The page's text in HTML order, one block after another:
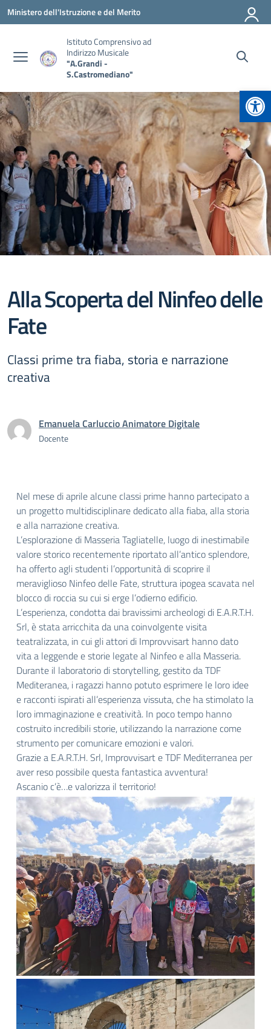
Vai ai contenuti
Vai al menu di navigazione
Vai al footer
Ministero dell'Istruzione e del Merito
Istituto Comprensivo ad
Indirizzo Musicale
"A.Grandi -
S.Castromediano"
Alla Scoperta del Ninfeo delle
Fate
Classi prime tra fiaba, storia e narrazione
creativa
Emanuela Carluccio Animatore Digitale
Docente
Nel mese di aprile alcune classi prime hanno partecipato a
un progetto multidisciplinare dedicato alla fiaba, alla storia
e alla narrazione creativa.
L’esplorazione di Masseria Tagliatelle, luogo di inestimabile
valore storico recentemente riportato all’antico splendore,
ha offerto agli studenti l’opportunità di scoprire il
meraviglioso Ninfeo delle Fate, struttura ipogea scavata nel
blocco di roccia su cui si erge l’odierno edificio.
L’esperienza, condotta dai bravissimi archeologi di E.A.R.T.H.
Srl, è stata arricchita da una coinvolgente visita
teatralizzata, in cui gli attori di Improvvisart hanno dato
vita a leggende e storie legate al Ninfeo e alla Masseria.
Durante il laboratorio di storytelling, gestito da TDF
Mediteranea, i ragazzi hanno potuto esprimere le loro idee
e racconti ispirati all’esperienza vissuta, che ha stimolato la
loro immaginazione e creatività. In poco tempo hanno
costruito incredibili storie, utilizzando la narrazione come
strumento per comunicare emozioni e valori.
Grazie a E.A.R.T.H. Srl, Improvvisart e TDF Mediterranea per
aver reso possibile questa fantastica avventura!
Ascanio c’è…e valorizza il territorio!